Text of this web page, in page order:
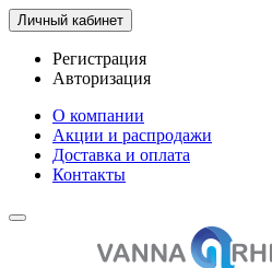
Личный кабинет
Регистрация
Авторизация
О компании
Акции и распродажи
Доставка и оплата
Контакты